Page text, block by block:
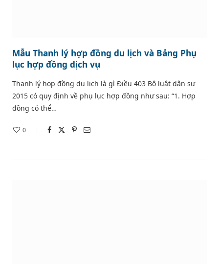
Mẫu Thanh lý hợp đồng du lịch và Bảng Phụ
lục hợp đồng dịch vụ
Thanh lý họp đồng du lịch là gì Điều 403 Bộ luật dân sự
2015 có quy định về phụ lục hợp đồng như sau: “1. Hợp
đồng có thể…
0